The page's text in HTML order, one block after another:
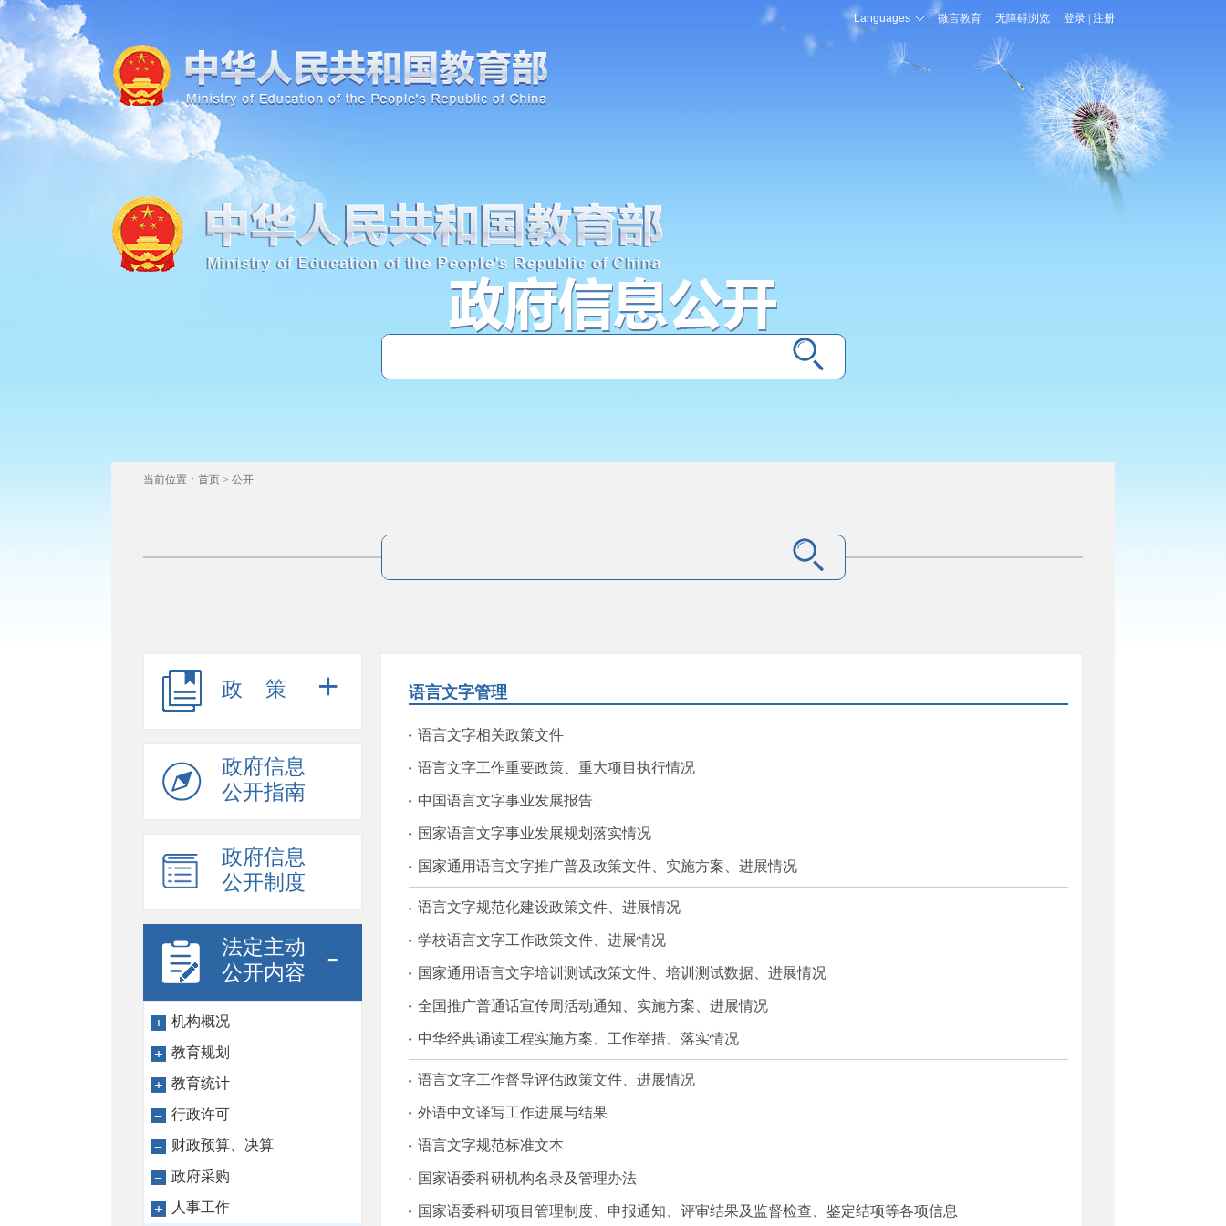
Languages 微言教育 无障碍浏览 登录 注册
当前位置： 首页 > 公开
政策 +
政府信息
公开指南
政府信息
公开制度
法定主动
公开内容
-
机构概况
教育规划
教育统计
行政许可
财政预算、决算
政府采购
人事工作
语言文字管理
语言文字相关政策文件
语言文字工作重要政策、重大项目执行情况
中国语言文字事业发展报告
国家语言文字事业发展规划落实情况
国家通用语言文字推广普及政策文件、实施方案、进展情况
语言文字规范化建设政策文件、进展情况
学校语言文字工作政策文件、进展情况
国家通用语言文字培训测试政策文件、培训测试数据、进展情况
全国推广普通话宣传周活动通知、实施方案、进展情况
中华经典诵读工程实施方案、工作举措、落实情况
语言文字工作督导评估政策文件、进展情况
外语中文译写工作进展与结果
语言文字规范标准文本
国家语委科研机构名录及管理办法
国家语委科研项目管理制度、申报通知、评审结果及监督检查、鉴定结项等各项信息